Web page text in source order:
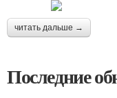
читать дальше →
Последние